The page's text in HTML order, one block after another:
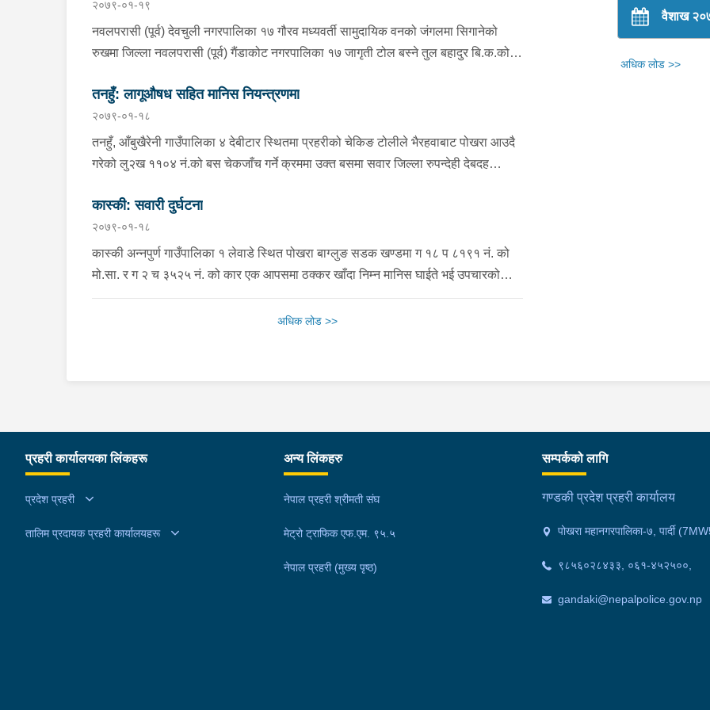
२०७९-०१-१९
नवलपरासी (पूर्व) देवचुली नगरपालिका १७ गौरव मध्यवर्ती सामुदायिक वनको जंगलमा सिगानेको
रुखमा जिल्ला नवलपरासी (पूर्व) गैंडाकोट नगरपालिका १७ जागृती टोल बस्ने तुल बहादुर बि.क.को
हुनसाथ प्रहरी टोली खटि गई आवश्यक अनुसन्धान कार्य भईरहेको ।
तनहुँ: लागूऔषध सहित मानिस नियन्त्रणमा
२०७९-०१-१८
तनहुँ, आँबुखैरेनी गाउँपालिका ४ देबीटार स्थितमा प्रहरीको चेकिङ टोलीले भैरहवाबाट पोखरा आउदै
गरेको लु२ख ११०४ नं.को बस चेकजाँच गर्ने क्रममा उक्त बसमा सवार जिल्ला रुपन्देही देबदह
फेनरागन ५० एम्पुल र डाईजोपाम ४८ एम्पुल गरी जम्मा १४७ एम्पुल लागूऔषध सहित निज सँगै यात्रा
गरी आएको जिल्ला रुपन्देही ओमसतिया गाउँपालिका ५ बस्ने बर्ष ३६ को सुनिल कोहारलाई समेत
नियन्त्रणमा लिई अनुसन्धान कार्य भईरहेको ।
कास्की: सवारी दुर्घटना
२०७९-०१-१८
कास्की अन्नपुर्ण गाउँपालिका १ लेवाडे स्थित पोखरा बाग्लुङ सडक खण्डमा ग १८ प ८१९१ नं. को
मो.सा. र ग २ च ३५२५ नं. को कार एक आपसमा ठक्कर खाँदा निम्न मानिस घाईते भई उपचारको
लागी मेट्रोसिटी अस्पतालमा पठाएको, उक्त स्थानमा प्रहरी टोलि खटिई गएको, दुवै सवारी साधन
प्रहरीको नियन्त्रणमा कार चालक फरार खोज तलास कार्य भईरहेको। निम्न:-१. मो.सा. चालक:-
अधिक लोड >>
वैशाख
अधिक लोड >>
प्रहरी कार्यालयका लिंकहरू
प्रदेश प्रहरी
तालिम प्रदायक प्रहरी कार्यालयहरू
अन्य लिंकहरु
नेपाल प्रहरी श्रीमती संघ
मेट्रो ट्राफिक एफ.एम. ९५.५
नेपाल प्रहरी (मुख्य पृष्ठ)
सम्पर्कको लागि
गण्डकी प्रदेश प्रहरी कार्यालय
पोखरा महानगरपालिका-७, पार्दी
९८५६०२८४३३, ०६१-४५२५००,
gandaki@nepalpolice.gov.np